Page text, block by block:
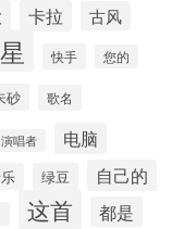
卡拉 古风
快手 您的
砂 歌名
演唱者 电脑
绿豆 自己的
这首 都是